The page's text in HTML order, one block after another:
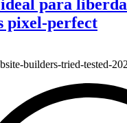
para
pixel-perfect